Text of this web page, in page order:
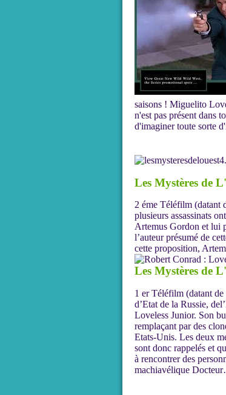
saisons ! Miguelito
n'est pas présent dans
d'imaginer toute sorte
Les Mystères de
2 éme Téléfilm (datant
plusieurs assassinats
Artemus Gordon et lui
l’auteur présumé de
cette proposition,
Les Mystères de
1 er Téléfilm (datant
d’Etat de la Russie,
Loveless Junior. Son
remplaçant par des
Etats-Unis. Les deux
sont donc rappelés et
à rencontrer des
machiavélique